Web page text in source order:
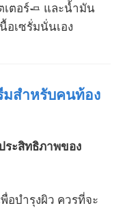
ตอร์🧈 และน้ำมัน
อเซรั่มนั่นเอง
มสำหรับคนท้อง
ระสิทธิภาพของ
อบำรุงผิว ควรที่จะ